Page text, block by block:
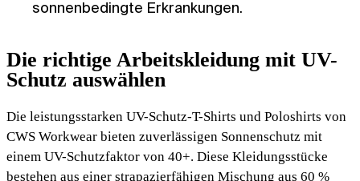
sonnenbedingte Erkrankungen.
Die richtige Arbeitskleidung mit UV-
Schutz auswählen
Die leistungsstarken UV-Schutz-T-Shirts und Poloshirts von
CWS Workwear bieten zuverlässigen Sonnenschutz mit
einem UV-Schutzfaktor von 40+. Diese Kleidungsstücke
bestehen aus einer strapazierfähigen Mischung aus 60 %